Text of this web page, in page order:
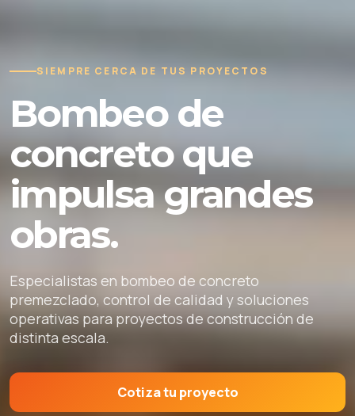
SIEMPRE CERCA DE TUS PROYECTOS
Bombeo de
concreto que
impulsa grandes
obras.
Especialistas en bombeo de concreto
premezclado, control de calidad y soluciones
operativas para proyectos de construcción de
distinta escala.
Cotiza tu proyecto